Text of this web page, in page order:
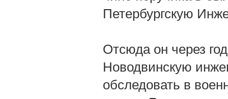
Петербургскую
Отсюда он через
Новодвинскую
обследовать в